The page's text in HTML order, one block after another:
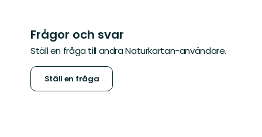
Frågor och svar
Ställ en fråga till andra Naturkartan-användare.
Ställ en fråga